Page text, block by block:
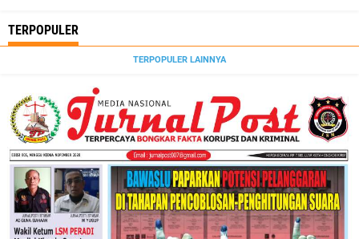
TERPOPULER
TERPOPULER LAINNYA